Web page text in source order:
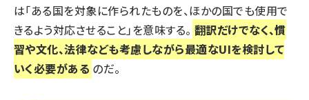
は「ある国を対象に作られたものを、ほかの国でも使用で
きるよう対応させること」を意味する。 翻訳だけでなく、慣
習や文化、法律なども考慮しながら最適なUIを検討して
いく必要がある のだ。